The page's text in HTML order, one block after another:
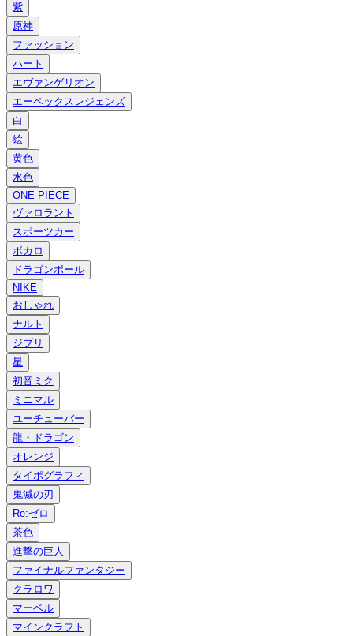
紫
原神
ファッション
ハート
エヴァンゲリオン
エーペックスレジェンズ
白
絵
黄色
水色
ONE PIECE
ヴァロラント
スポーツカー
ボカロ
ドラゴンボール
NIKE
おしゃれ
ナルト
ジブリ
星
初音ミク
ミニマル
ユーチューバー
龍・ドラゴン
オレンジ
タイポグラフィ
鬼滅の刃
Re:ゼロ
茶色
進撃の巨人
ファイナルファンタジー
クラロワ
マーベル
マインクラフト